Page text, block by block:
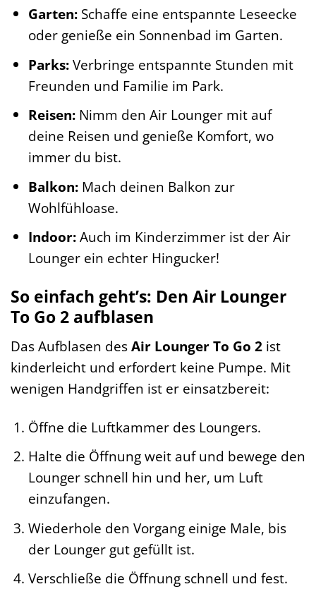
Garten:Schaffe eine entspannte Leseecke
oder genieße ein Sonnenbad im Garten.
Parks:Verbringe entspannte Stunden mit
Freunden und Familie im Park.
Reisen:Nimm den Air Lounger mit auf
deine Reisen und genieße Komfort, wo
immer du bist.
Balkon:Mach deinen Balkon zur
Wohlfühloase.
Indoor:Auch im Kinderzimmer ist der Air
Lounger ein echter Hingucker!
So einfach geht’s: Den Air Lounger
To Go 2 aufblasen
Das Aufblasen desAir Lounger To Go 2 ist
kinderleicht und erfordert keine Pumpe. Mit
wenigen Handgriffen ist er einsatzbereit:
Öffne die Luftkammer des Loungers.
Halte die Öffnung weit auf und bewege den
Lounger schnell hin und her, um Luft
einzufangen.
Wiederhole den Vorgang einige Male, bis
der Lounger gut gefüllt ist.
Verschließe die Öffnung schnell und fest.